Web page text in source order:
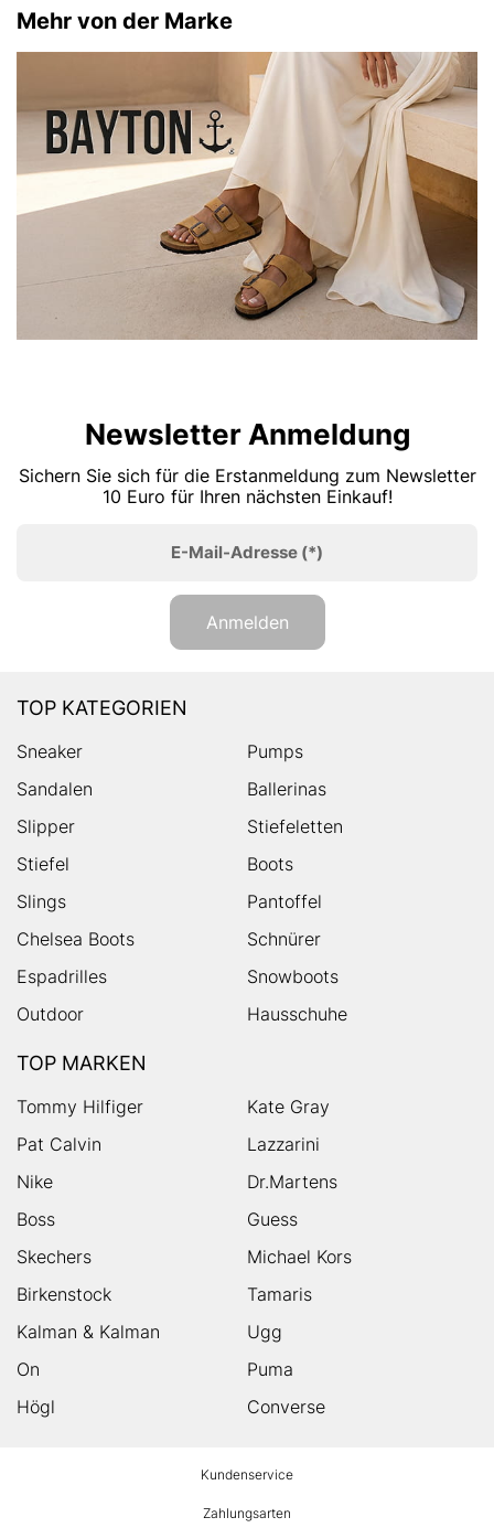
Mehr von der Marke
Newsletter Anmeldung
Sichern Sie sich für die Erstanmeldung zum Newsletter
10 Euro für Ihren nächsten Einkauf!
E-Mail-Adresse (*)
Anmelden
TOP KATEGORIEN
Sneaker
Pumps
Sandalen
Ballerinas
Slipper
Stiefeletten
Stiefel
Boots
Slings
Pantoffel
Chelsea Boots
Schnürer
Espadrilles
Snowboots
Outdoor
Hausschuhe
TOP MARKEN
Tommy Hilfiger
Kate Gray
Pat Calvin
Lazzarini
Nike
Dr.Martens
Boss
Guess
Skechers
Michael Kors
Birkenstock
Tamaris
Kalman & Kalman
Ugg
On
Puma
Högl
Converse
Kundenservice
Zahlungsarten